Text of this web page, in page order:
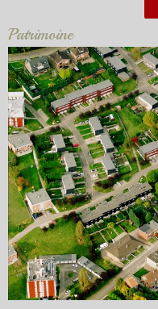
Patrimoine